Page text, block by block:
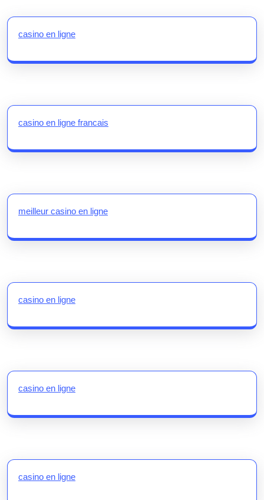
casino en ligne
casino en ligne francais
meilleur casino en ligne
casino en ligne
casino en ligne
casino en ligne